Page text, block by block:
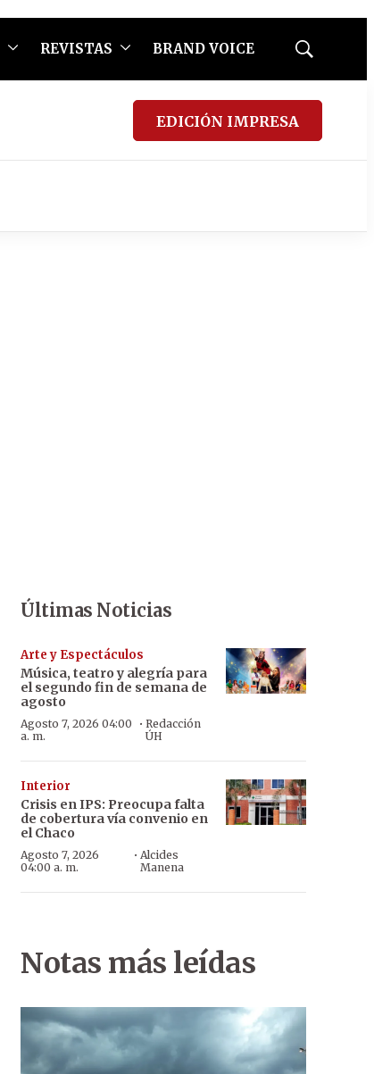
REVISTAS BRAND VOICE
Mostrar
EDICIÓN IMPRESA
Últimas Noticias
Arte y Espectáculos
Música, teatro y alegría para
el segundo fin de semana de
agosto
Agosto 7, 2026 04:00
a. m.
· Redacción
ÚH
Interior
Crisis en IPS: Preocupa falta
de cobertura vía convenio en
el Chaco
Agosto 7, 2026
04:00 a. m.
·Alcides
Manena
Notas más leídas